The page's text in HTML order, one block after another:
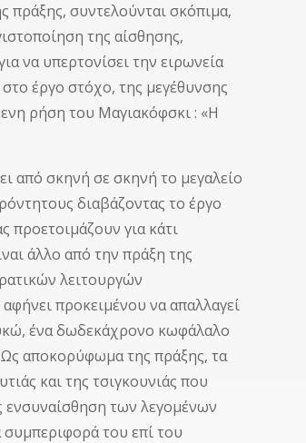
πράξης, συντελούνται σκόπιμα,
της αίσθησης,
να υπερτονίσει την ειρωνεία
έργο στόχο, της μεγέθυνσης
ρήση του Μαγιακόφσκι : «Η
από σκηνή σε σκηνή το μεγαλείο
διαβάζοντας το έργο
προετοιμάζουν για κάτι
άλλο από την πράξη της
λειτουργών
προκειμένου να απαλλαγεί
ένα δωδεκάχρονο κωφάλαλο
Ως αποκορύφωμα της πράξης, τα
και της τσιγκουνιάς που
ενσυναίσθηση των λεγομένων
του επί του